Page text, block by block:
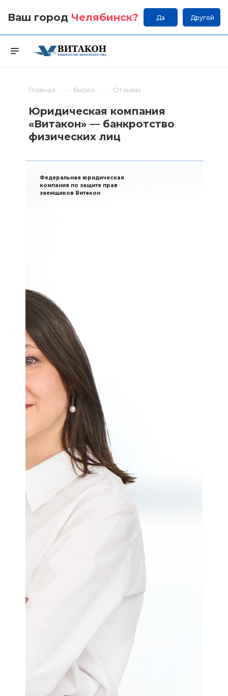
Ваш город Челябинск? Да Другой
Главная Видео Отзывы
Юридическая компания
«Витакон» — банкротство
физических лиц
Федеральная юридическая
компания по защите прав
заемщиков Витакон